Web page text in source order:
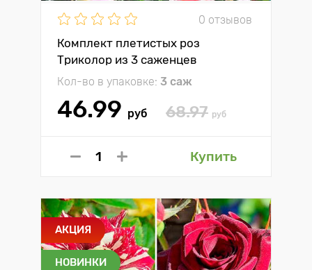
0 отзывов
Комплект плетистых роз
Триколор из 3 саженцев
Кол-во в упаковке: 3 саж
46.99 руб 68.97 руб
Купить
АКЦИЯ
НОВИНКИ